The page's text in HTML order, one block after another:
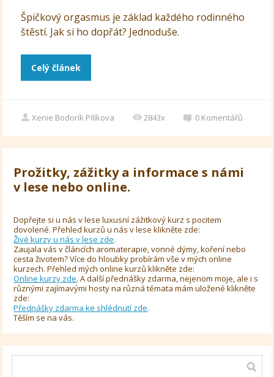
Špičkový orgasmus je základ každého rodinného
štěstí. Jak si ho dopřát? Jednoduše.
Celý článek
Xenie Bodorík Pilíkova 2843x 0 Komentářů
Prožitky, zážitky a informace s námi
v lese nebo online.
Dopřejte si u nás v lese luxusní zážitkový kurz s pocitem
dovolené. Přehled kurzů u nás v lese klikněte zde:
Živé kurzy u nás v lese zde.
Zaujala vás v článcích aromaterapie, vonné dýmy, koření nebo
cesta životem? Více do hloubky probírám vše v mých online
kurzech. Přehled mých online kurzů klikněte zde:
Online kurzy zde. A další přednášky zdarma, nejenom moje, ale i s
různými zajímavými hosty na různá témata mám uložené klikněte
zde:
Přednášky zdarma ke shlédnutí zde.
Těším se na vás.